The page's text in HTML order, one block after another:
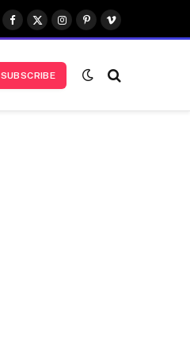
Facebook
X
(Twitter)
Instagram
Pinterest
Vimeo
SUBSCRIBE